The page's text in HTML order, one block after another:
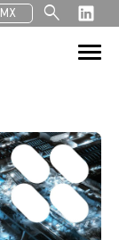
MX search
Search Button